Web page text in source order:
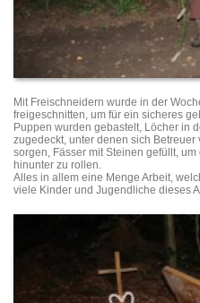
Mit Freischneidern wurde in der
freigeschnitten, um für ein sicheres
Puppen wurden gebastelt, Löcher in
zugedeckt, unter denen sich Betreuer
sorgen, Fässer mit Steinen gefüllt,
hinunter zu rollen.
Alles in allem eine Menge Arbeit,
viele Kinder und Jugendliche dieses